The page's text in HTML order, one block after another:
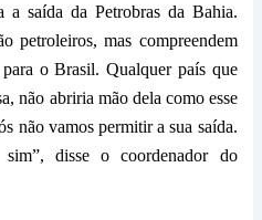
a saída da Petrobras da Bahia.
petroleiros, mas compreendem
o Brasil. Qualquer país que
não abriria mão dela como esse
não vamos permitir a sua saída.
disse o coordenador do